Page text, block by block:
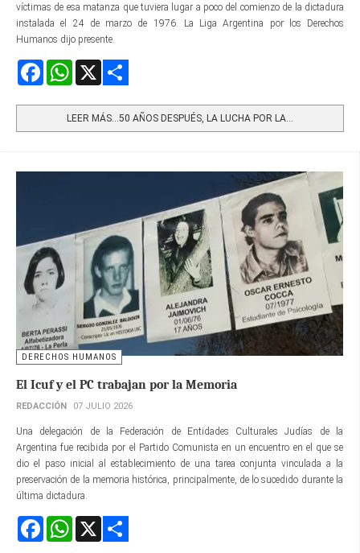
víctimas de esa matanza que tuviera lugar a poco del comienzo de la dictadura
instalada el 24 de marzo de 1976. La Liga Argentina por los Derechos
Humanos dijo presente.
FacebookWhatsApp
LEER MÁS…50 AÑOS DESPUÉS, LA LUCHA POR LA...
DERECHOS HUMANOS
El Icuf y el PC trabajan por la Memoria
REDACCIÓN 07 JULIO 2026
Una delegación de la Federación de Entidades Culturales Judías de la
Argentina fue recibida por el Partido Comunista en un encuentro en el que se
dio el paso inicial al establecimiento de una tarea conjunta vinculada a la
preservación de la memoria histórica, principalmente, de lo sucedido durante la
última dictadura.
FacebookWhatsApp